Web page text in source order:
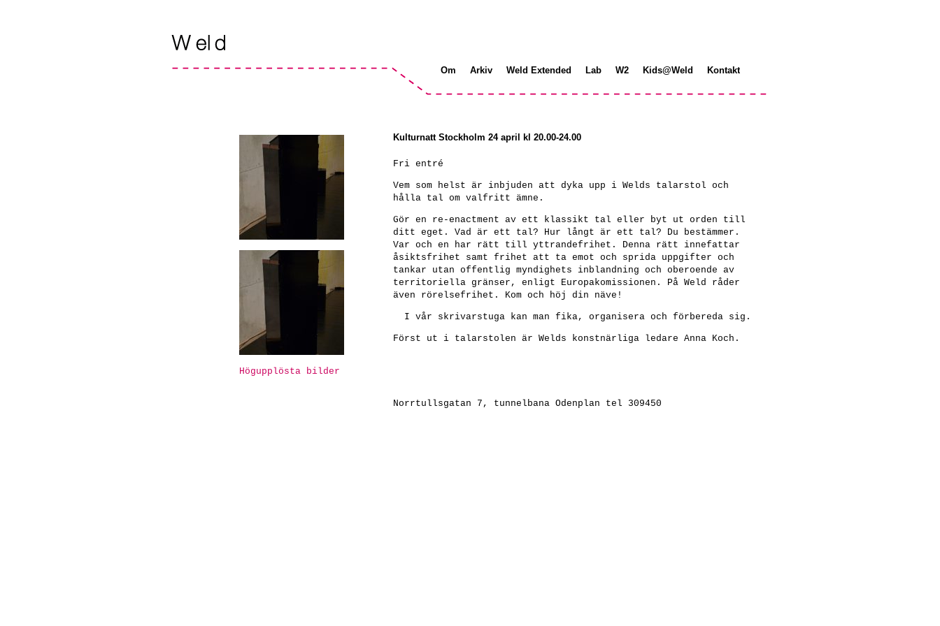
Om Arkiv Weld Extended Lab W2 Kids@Weld Kontakt
Högupplösta bilder
Kulturnatt Stockholm 24 april kl 20.00-24.00
Fri entré
Vem som helst är inbjuden att dyka upp i Welds talarstol och
hålla tal om valfritt ämne.
Gör en re-enactment av ett klassikt tal eller byt ut orden till
ditt eget. Vad är ett tal? Hur långt är ett tal? Du bestämmer.
Var och en har rätt till yttrandefrihet. Denna rätt innefattar
åsiktsfrihet samt frihet att ta emot och sprida uppgifter och
tankar utan offentlig myndighets inblandning och oberoende av
territoriella gränser, enligt Europakomissionen. På Weld råder
även rörelsefrihet. Kom och höj din näve!
I vår skrivarstuga kan man fika, organisera och förbereda sig.
Först ut i talarstolen är Welds konstnärliga ledare Anna Koch.
Norrtullsgatan 7, tunnelbana Odenplan tel 309450